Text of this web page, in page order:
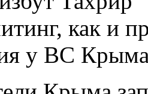
как и
у ВС